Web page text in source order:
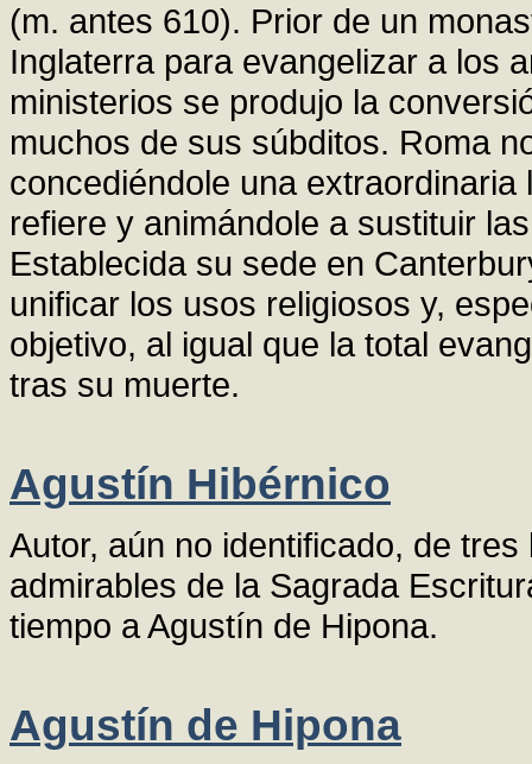
(m. antes 610). Prior de un
Inglaterra para evangelizar a los
ministerios se produjo la
muchos de sus súbditos. Roma
concediéndole una
refiere y animándole a sustituir
Establecida su sede en
unificar los usos religiosos y,
objetivo, al igual que la total
tras su muerte.
Agustín Hibérnico
Autor, aún no identificado, de
admirables de la Sagrada
tiempo a Agustín de Hipona.
Agustín de Hipona